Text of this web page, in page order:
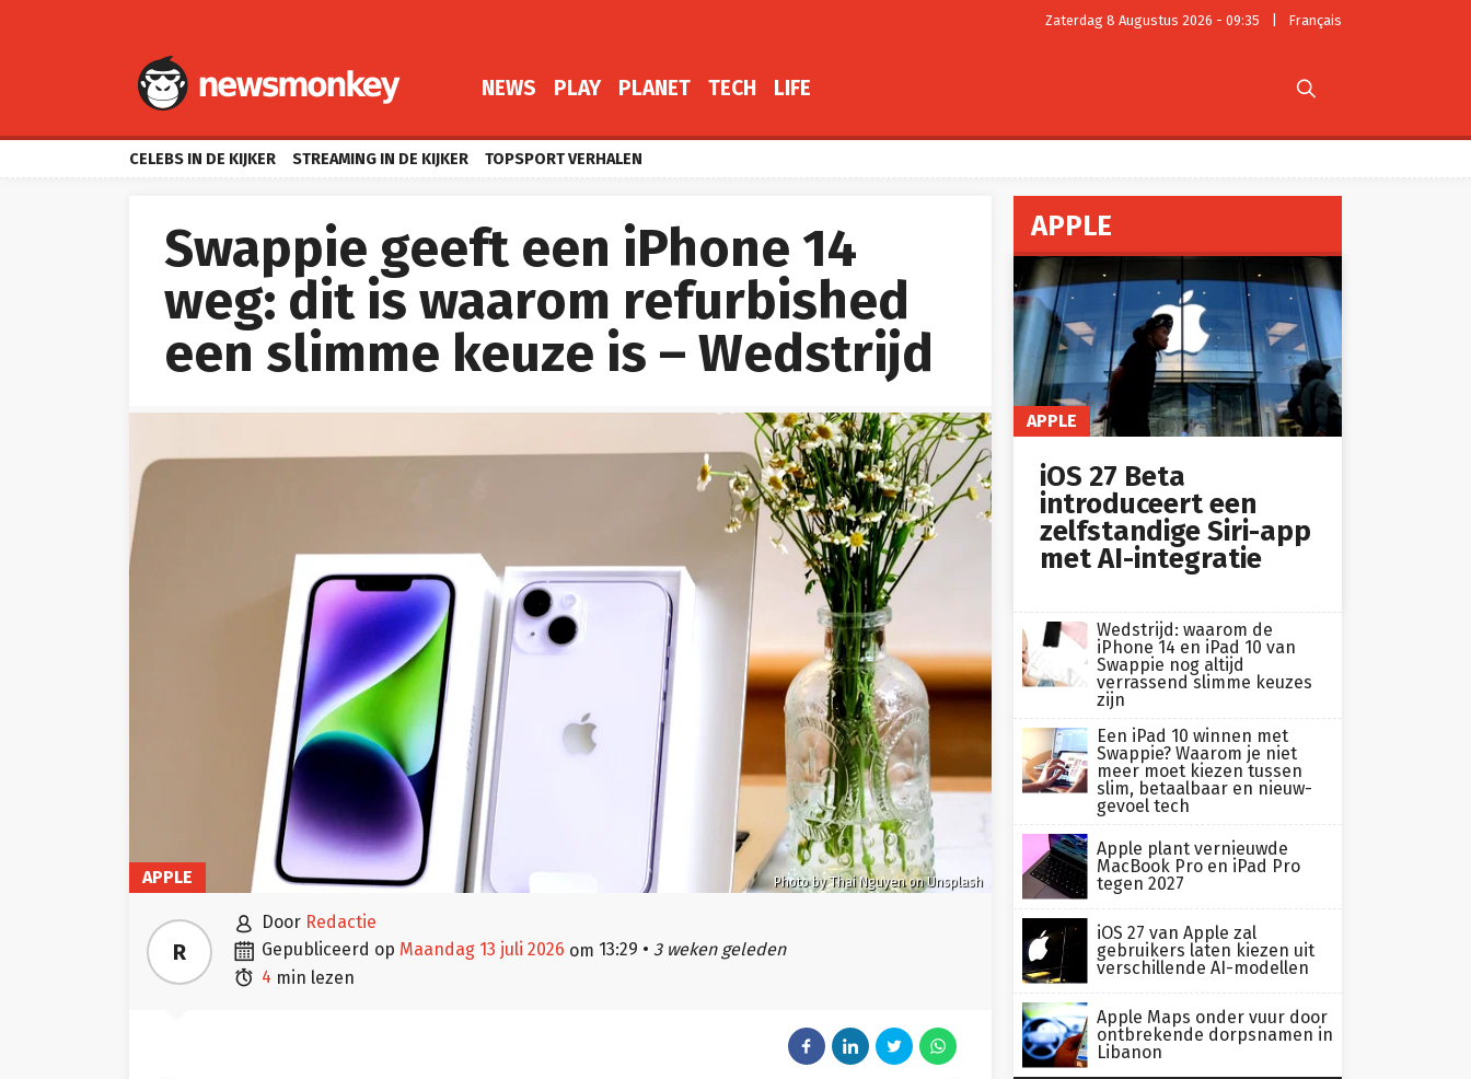
Zaterdag 8 Augustus 2026 - 09:35 Français
NEWS PLAY PLANET TECH LIFE 
CELEBS IN DE KIJKER STREAMING IN DE KIJKER TOPSPORT VERHALEN
Swappie geeft een iPhone 14
weg: dit is waarom refurbished
een slimme keuze is – Wedstrijd
Photo by Thai Nguyen on Unsplash
APPLE
R
 door Redactie
 gepubliceerd op maandag 13 juli 2026 om 13:29 • 3 weken geleden
 4 min lezen
APPLE
APPLE
iOS 27 Beta
introduceert een
zelfstandige Siri-app
met AI-integratie
Wedstrijd: waarom de
iPhone 14 en iPad 10 van
Swappie nog altijd
verrassend slimme keuzes
zijn
Een iPad 10 winnen met
Swappie? Waarom je niet
meer moet kiezen tussen
slim, betaalbaar en nieuw-
gevoel tech
Apple plant vernieuwde
MacBook Pro en iPad Pro
tegen 2027
iOS 27 van Apple zal
gebruikers laten kiezen uit
verschillende AI-modellen
Apple Maps onder vuur door
ontbrekende dorpsnamen in
Libanon